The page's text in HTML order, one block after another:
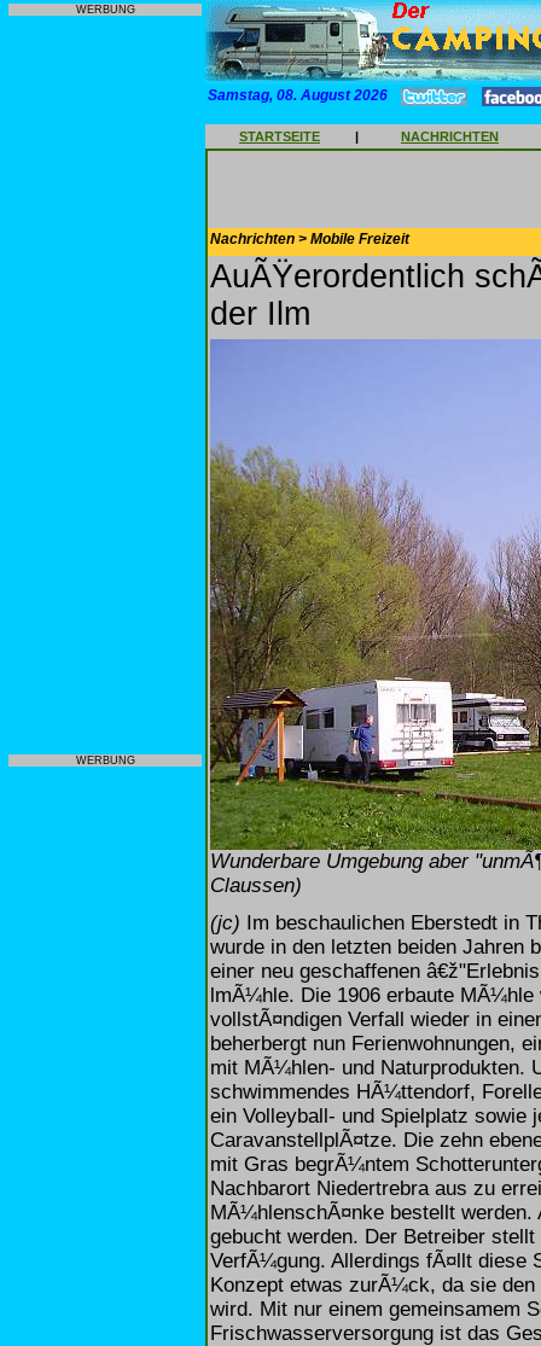
WERBUNG
WERBUNG
Samstag, 08. August 2026
STARTSEITE | NACHRICHTEN
Nachrichten > Mobile Freizeit
AuÃŸerordentlich
der Ilm
Wunderbare Umgebung aber
Claussen)
(jc) Im beschaulichen Eberstedt in
wurde in den letzten beiden Jahren
einer neu geschaffenen
lmÃ¼hle. Die 1906 erbaute
vollstÃ¤ndigen Verfall wieder in
beherbergt nun Ferienwohnungen,
mit MÃ¼hlen- und Naturprodukten.
schwimmendes HÃ¼ttendorf,
ein Volleyball- und Spielplatz sowie
CaravanstellplÃ¤tze. Die zehn
mit Gras begrÃ¼ntem
Nachbarort Niedertrebra aus zu
MÃ¼hlenschÃ¤nke bestellt
gebucht werden. Der Betreiber
VerfÃ¼gung. Allerdings fÃ¤llt diese
Konzept etwas zurÃ¼ck, da sie
wird. Mit nur einem gemeinsamem
Frischwasserversorgung ist das